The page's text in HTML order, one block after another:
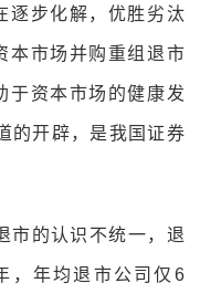
逐步化解，优胜劣汰
本市场并购重组退市
于资本市场的健康发
的开辟，是我国证券
市的认识不统一，退
，年均退市公司仅6